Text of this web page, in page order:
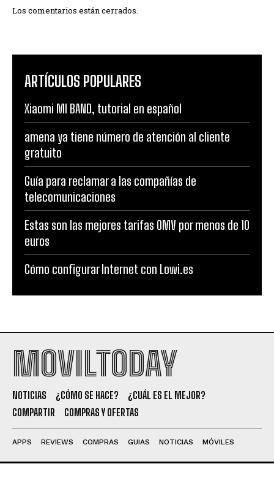
Los comentarios están cerrados.
ARTÍCULOS POPULARES
Xiaomi MI BAND, tutorial en español
amena ya tiene número de atención al cliente
gratuito
Guía para reclamar a las compañías de
telecomunicaciones
Estas son las mejores tarifas OMV por menos de 10
euros
Cómo configurar Internet con Lowi.es
MOVILTODAY
NOTICIAS ¿CÓMO SE HACE?
¿CUÁL ES EL MEJOR?
COMPARTIR
COMPRAS Y OFERTAS
APPS REVIEWS COMPRAS GUIAS NOTICIAS MÓVILES